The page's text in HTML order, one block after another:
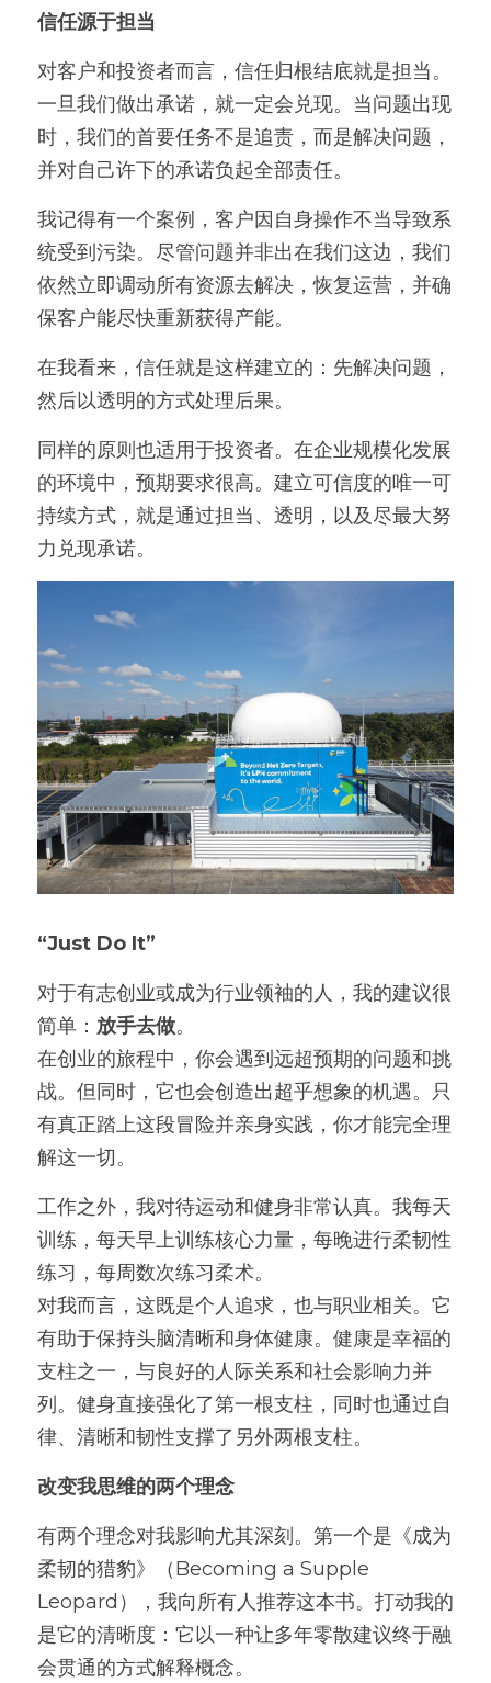
信任源于担当
对客户和投资者而言，信任归根结底就是担当。
一旦我们做出承诺，就一定会兑现。当问题出现
时，我们的首要任务不是追责，而是解决问题，
并对自己许下的承诺负起全部责任。
我记得有一个案例，客户因自身操作不当导致系
统受到污染。尽管问题并非出在我们这边，我们
依然立即调动所有资源去解决，恢复运营，并确
保客户能尽快重新获得产能。
在我看来，信任就是这样建立的：先解决问题，
然后以透明的方式处理后果。
同样的原则也适用于投资者。在企业规模化发展
的环境中，预期要求很高。建立可信度的唯一可
持续方式，就是通过担当、透明，以及尽最大努
力兑现承诺。
“Just Do It”
对于有志创业或成为行业领袖的人，我的建议很
简单： 放手去做。
在创业的旅程中，你会遇到远超预期的问题和挑
战。但同时，它也会创造出超乎想象的机遇。只
有真正踏上这段冒险并亲身实践，你才能完全理
解这一切。
工作之外，我对待运动和健身非常认真。我每天
训练，每天早上训练核心力量，每晚进行柔韧性
练习，每周数次练习柔术。
对我而言，这既是个人追求，也与职业相关。它
有助于保持头脑清晰和身体健康。健康是幸福的
支柱之一，与良好的人际关系和社会影响力并
列。健身直接强化了第一根支柱，同时也通过自
律、清晰和韧性支撑了另外两根支柱。
改变我思维的两个理念
有两个理念对我影响尤其深刻。第一个是《成为
柔韧的猎豹》（Becoming a Supple
Leopard），我向所有人推荐这本书。打动我的
是它的清晰度：它以一种让多年零散建议终于融
会贯通的方式解释概念。